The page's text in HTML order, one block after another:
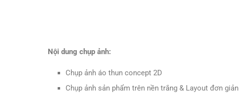
Nội dung chụp ảnh:
Chụp ảnh áo thun concept 2D
Chụp ảnh sản phẩm trên nền trắng & Layout đơn giản